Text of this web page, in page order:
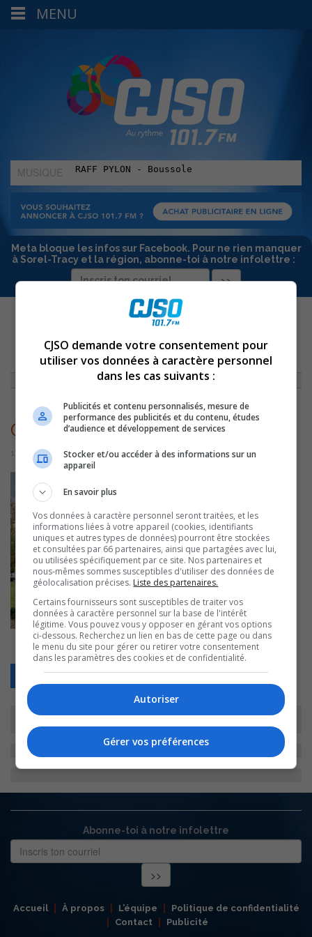
MUSIQUE
:
Meta bloque les infos sur Facebook. Pour ne rien manquer
à Sorel-Tracy et la région, abonne-toi à notre infolettre :
ACCUEIL»ACTUALITÉS»LES MEMBRES DES 3 SYNDICATS DU CÉGEP DE
SOREL-TRACY CONVOQUÉS EN ASSEMBLÉE SPÉCIALE»
CÉGEPSORELTRACYAUT2022
CégepSorelTracyAut2022
17 octobre 2022 | Par Sylvain Rochon
Retour
Abonne-toi à notre infolettre
Accueil À propos L’équipe
Politique de confidentialité
Contact
Publicité
MENU
CJSO demande votre consentement pour
utiliser vos données à caractère personnel
dans les cas suivants :
Publicités et contenu personnalisés, mesure de
performance des publicités et du contenu, études
d’audience et développement de services
Stocker et/ou accéder à des informations sur un
appareil
En savoir plus
Vos données à caractère personnel seront traitées, et les
informations liées à votre appareil (cookies, identifiants
uniques et autres types de données) pourront être stockées
et consultées par 66 partenaires, ainsi que partagées avec lui,
ou utilisées spécifiquement par ce site. Nos partenaires et
nous-mêmes sommes susceptibles d'utiliser des données de
géolocalisation précises. Liste des partenaires.
Certains fournisseurs sont susceptibles de traiter vos
données à caractère personnel sur la base de l'intérêt
légitime. Vous pouvez vous y opposer en gérant vos options
ci-dessous. Recherchez un lien en bas de cette page ou dans
le menu du site pour gérer ou retirer votre consentement
dans les paramètres des cookies et de confidentialité.
Autoriser
Gérer vos préférences